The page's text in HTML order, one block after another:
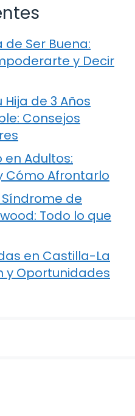
Ser Buena:
y Decir
de 3 Años
Consejos
Adultos:
Cómo Afrontarlo
de
Todo lo que
en Castilla-La
y Oportunidades